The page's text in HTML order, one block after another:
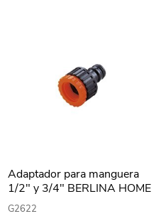
Adaptador para manguera
1/2" y 3/4" BERLINA HOME
en bolsa
G2622